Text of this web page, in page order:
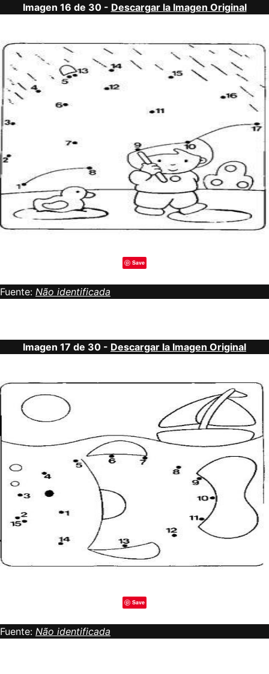
Imagen 16 de 30 - Descargar la Imagen Original
Save
Fuente: Não identificada
Imagen 17 de 30 - Descargar la Imagen Original
Save
Fuente: Não identificada